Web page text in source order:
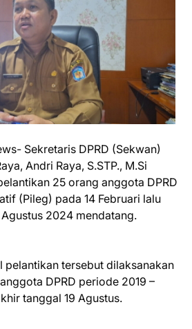
Sekretaris DPRD (Sekwan)
Andri Raya, S.STP., M.Si
25 orang anggota DPRD
(Pileg) pada 14 Februari lalu
2024 mendatang.
pelantikan tersebut dilaksanakan
DPRD periode 2019 –
tanggal 19 Agustus.